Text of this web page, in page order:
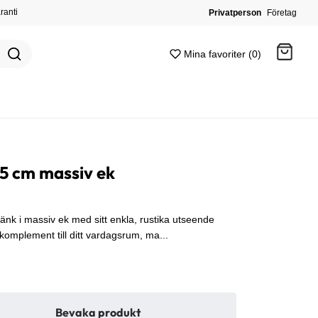
Privatperson Företag
Mina favoriter (0)
cm massiv ek
i massiv ek med sitt enkla, rustika utseende
till ditt vardagsrum, ma...
Bevaka produkt